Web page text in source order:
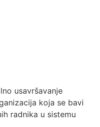
usavršavanje
koja se bavi
radnika u sistemu